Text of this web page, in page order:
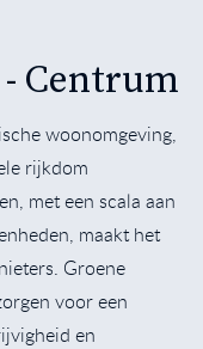
Centrum
woonomgeving,
rijkdom
met een scala aan
maakt het
Groene
voor een
en